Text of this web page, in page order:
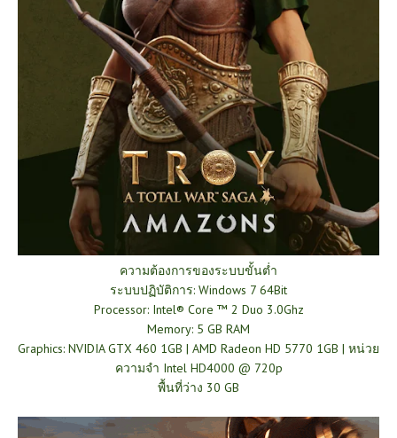
ความต้องการของระบบขั้นต่ำ
ระบบปฏิบัติการ: Windows 7 64Bit
Processor: Intel® Core ™ 2 Duo 3.0Ghz
Memory: 5 GB RAM
Graphics: NVIDIA GTX 460 1GB | AMD Radeon HD 5770 1GB | หน่วย
ความจำ Intel HD4000 @ 720p
พื้นที่ว่าง 30 GB